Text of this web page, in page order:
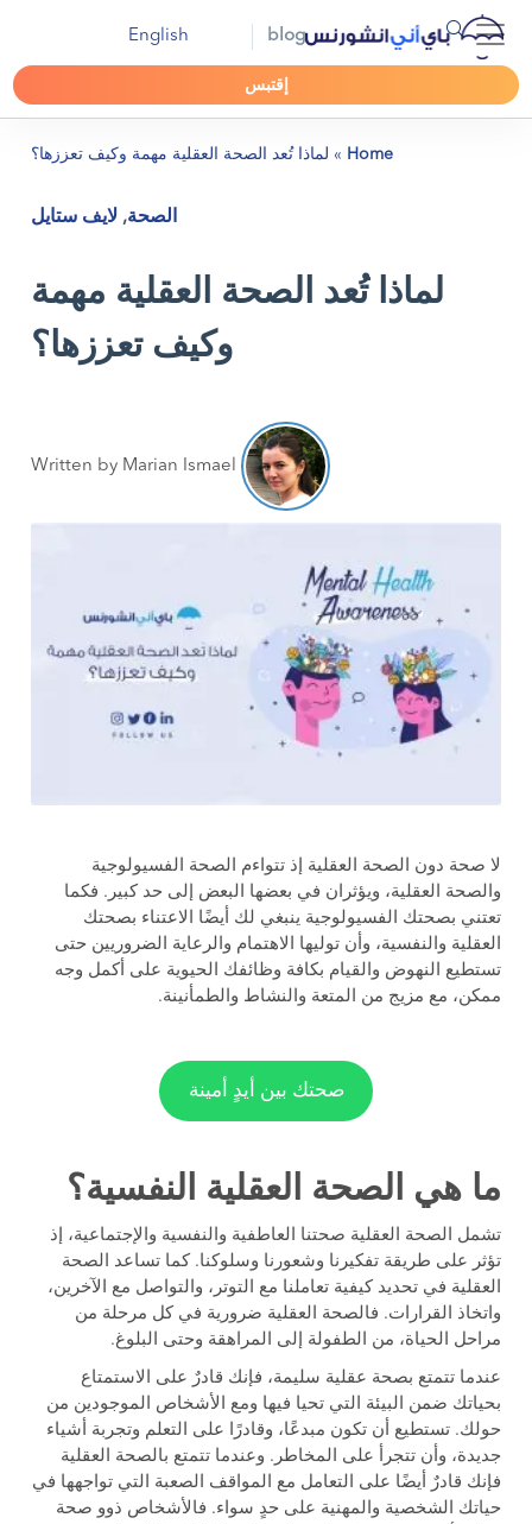
blog
English
إقتبس
Home
» لماذا تُعد الصحة العقلية مهمة وكيف تعززها؟
الصحة, لايف ستايل
لماذا تُعد الصحة العقلية مهمة
وكيف تعززها؟
Written by Marian Ismael
لا صحة دون الصحة العقلية إذ تتواءم الصحة الفسيولوجية
والصحة العقلية، ويؤثران في بعضها البعض إلى حد كبير. فكما
تعتني بصحتك الفسيولوجية ينبغي لك أيضًا الاعتناء بصحتك
العقلية والنفسية، وأن توليها الاهتمام والرعاية الضروريين حتى
تستطيع النهوض والقيام بكافة وظائفك الحيوية على أكمل وجه
ممكن، مع مزيج من المتعة والنشاط والطمأنينة.
صحتك بين أيدٍ أمينة
ما هي الصحة العقلية النفسية؟
تشمل الصحة العقلية صحتنا العاطفية والنفسية والإجتماعية، إذ
تؤثر على طريقة تفكيرنا وشعورنا وسلوكنا. كما تساعد الصحة
العقلية في تحديد كيفية تعاملنا مع التوتر، والتواصل مع الآخرين،
واتخاذ القرارات. فالصحة العقلية ضرورية في كل مرحلة من
مراحل الحياة، من الطفولة إلى المراهقة وحتى البلوغ.
عندما تتمتع بصحة عقلية سليمة، فإنك قادرٌ على الاستمتاع
بحياتك ضمن البيئة التي تحيا فيها ومع الأشخاص الموجودين من
حولك. تستطيع أن تكون مبدعًا، وقادرًا على التعلم وتجربة أشياء
جديدة، وأن تتجرأ على المخاطر. وعندما تتمتع بالصحة العقلية
فإنك قادرٌ أيضًا على التعامل مع المواقف الصعبة التي تواجهها في
حياتك الشخصية والمهنية على حدٍ سواء. فالأشخاص ذوو صحة